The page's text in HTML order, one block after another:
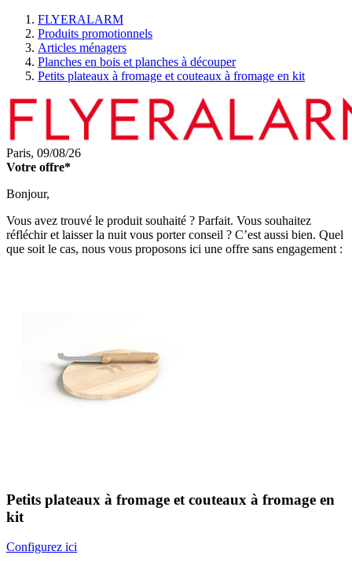
FLYERALARM
Produits promotionnels
Articles ménagers
Planches en bois et planches à découper
Petits plateaux à fromage et couteaux à fromage en kit
Paris, 09/08/26
Votre offre*
Bonjour,
Vous avez trouvé le produit souhaité ? Parfait. Vous souhaitez
réfléchir et laisser la nuit vous porter conseil ? C’est aussi bien. Quel
que soit le cas, nous vous proposons ici une offre sans engagement :
Petits plateaux à fromage et couteaux à fromage en
kit
Configurez ici